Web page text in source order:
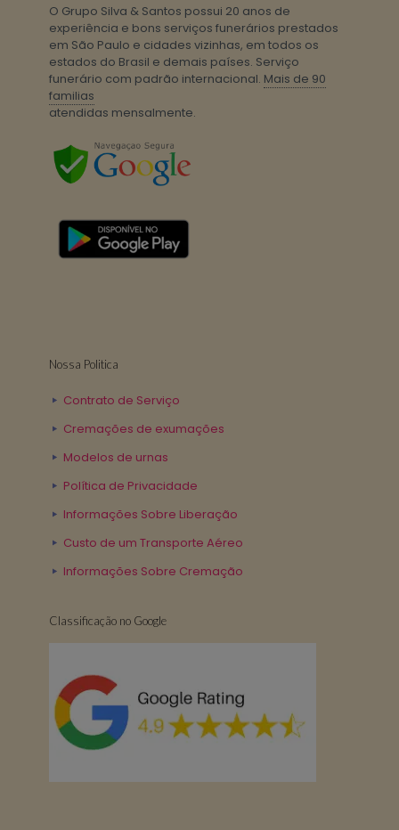
O Grupo Silva & Santos possui 20 anos de
experiência e bons serviços funerários prestados
em São Paulo e cidades vizinhas, em todos os
estados do Brasil e demais países. Serviço
funerário com padrão internacional. Mais de 90
familias
atendidas mensalmente.
Nossa Politica
Contrato de Serviço
Cremações de exumações
Modelos de urnas
Política de Privacidade
Informações Sobre Liberação
Custo de um Transporte Aéreo
Informações Sobre Cremação
Classificação no Google